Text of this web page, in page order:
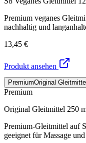
Premium veganes
nachhaltig und
13,45 €
Produkt ansehen
PremiumOriginal
Premium
Original Gleitmittel 250
Premium-Gleitmittel auf
geeignet für Massage